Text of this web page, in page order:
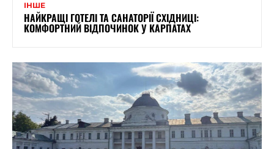
ІНШЕ
НАЙКРАЩІ ГОТЕЛІ ТА САНАТОРІЇ СХІДНИЦІ:
КОМФОРТНИЙ ВІДПОЧИНОК У КАРПАТАХ